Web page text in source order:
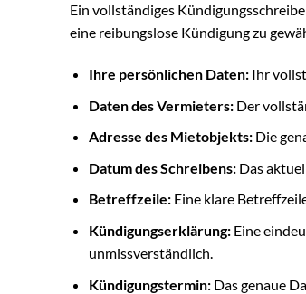
Ein vollständiges
eine reibungslose Kündigung zu
Ihre persönlichen Daten:Ihr
Daten des Vermieters:Der
Adresse des Mietobjekts:Die
Datum des Schreibens:Das
Betreffzeile:Eine klare
Kündigungserklärung:Eine
unmissverständlich.
Kündigungstermin:Das genaue